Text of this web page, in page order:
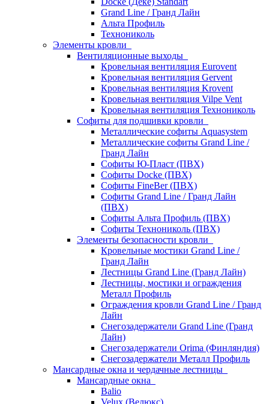
Grand Line / Гранд Лайн
Альта Профиль
Технониколь
Элементы кровли
Вентиляционные выходы
Кровельная вентиляция Eurovent
Кровельная вентиляция Gervent
Кровельная вентиляция Krovent
Кровельная вентиляция Vilpe Vent
Кровельная вентиляция Технониколь
Cофиты для подшивки кровли
Металлические софиты Aquasystem
Металлические софиты Grand Line /
Гранд Лайн
Софиты Ю-Пласт (ПВХ)
Софиты Docke (ПВХ)
Софиты FineBer (ПВХ)
Софиты Grand Line / Гранд Лайн
(ПВХ)
Софиты Альта Профиль (ПВХ)
Софиты Технониколь (ПВХ)
Элементы безопасности кровли
Кровельные мостики Grand Line /
Гранд Лайн
Лестницы Grand Line (Гранд Лайн)
Лестницы, мостики и ограждения
Металл Профиль
Ограждения кровли Grand Line / Гранд
Лайн
Снегозадержатели Grand Line (Гранд
Лайн)
Снегозадержатели Orima (Финляндия)
Снегозадержатели Металл Профиль
Мансардные окна и чердачные лестницы
Мансардные окна
Balio
Velux (Велюкс)